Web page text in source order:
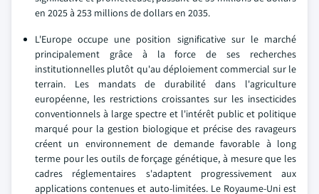
en 2025 à 253 millions de dollars en 2035.
L'Europe occupe une position significative sur le marché
principalement grâce à la force de ses recherches
institutionnelles plutôt qu'au déploiement commercial sur le
terrain. Les mandats de durabilité dans l'agriculture
européenne, les restrictions croissantes sur les insecticides
conventionnels à large spectre et l'intérêt public et politique
marqué pour la gestion biologique et précise des ravageurs
créent un environnement de demande favorable à long
terme pour les outils de forçage génétique, à mesure que les
cadres réglementaires s'adaptent progressivement aux
applications contenues et auto-limitées. Le Royaume-Uni est